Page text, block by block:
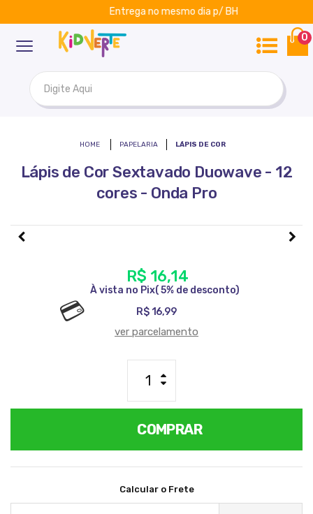
Entrega no mesmo dia p/ BH
0
Kidverte
PAPELARIA LÁPIS DE COR
Lápis de Cor Sextavado Duowave - 12
cores - Onda Pro
R$ 16,99
R$ 16,14
ver parcelamento
COMPRAR
Calcular o Frete